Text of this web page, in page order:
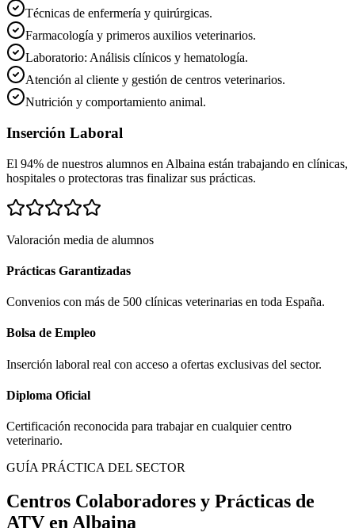
Técnicas de enfermería y quirúrgicas.
Farmacología y primeros auxilios veterinarios.
Laboratorio: Análisis clínicos y hematología.
Atención al cliente y gestión de centros veterinarios.
Nutrición y comportamiento animal.
Inserción Laboral
El 94% de nuestros alumnos en Albaina están trabajando en clínicas,
hospitales o protectoras tras finalizar sus prácticas.
Valoración media de alumnos
Prácticas Garantizadas
Convenios con más de 500 clínicas veterinarias en toda España.
Bolsa de Empleo
Inserción laboral real con acceso a ofertas exclusivas del sector.
Diploma Oficial
Certificación reconocida para trabajar en cualquier centro
veterinario.
GUÍA PRÁCTICA DEL SECTOR
Centros Colaboradores y Prácticas de
ATV en Albaina